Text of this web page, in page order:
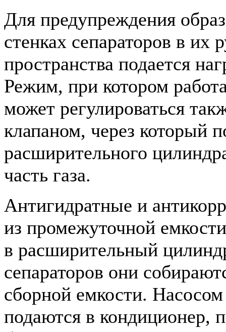
Для предупреждения
стенках сепараторов в их
пространства подается
Режим, при котором
может регулироваться
клапаном, через который
расширительного
часть газа.
Антигидратные и
из промежуточной
в расширительный
сепараторов они
сборной емкости.
подаются в кондиционер,